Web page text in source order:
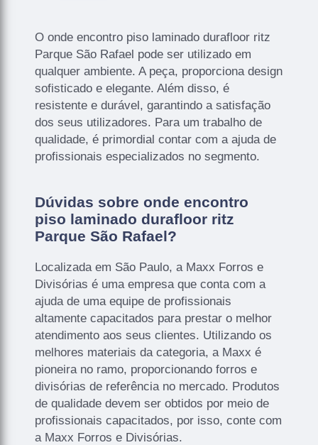
O onde encontro piso laminado durafloor ritz
Parque São Rafael pode ser utilizado em
qualquer ambiente. A peça, proporciona design
sofisticado e elegante. Além disso, é
resistente e durável, garantindo a satisfação
dos seus utilizadores. Para um trabalho de
qualidade, é primordial contar com a ajuda de
profissionais especializados no segmento.
Dúvidas sobre onde encontro
piso laminado durafloor ritz
Parque São Rafael?
Localizada em São Paulo, a Maxx Forros e
Divisórias é uma empresa que conta com a
ajuda de uma equipe de profissionais
altamente capacitados para prestar o melhor
atendimento aos seus clientes. Utilizando os
melhores materiais da categoria, a Maxx é
pioneira no ramo, proporcionando forros e
divisórias de referência no mercado. Produtos
de qualidade devem ser obtidos por meio de
profissionais capacitados, por isso, conte com
a Maxx Forros e Divisórias.